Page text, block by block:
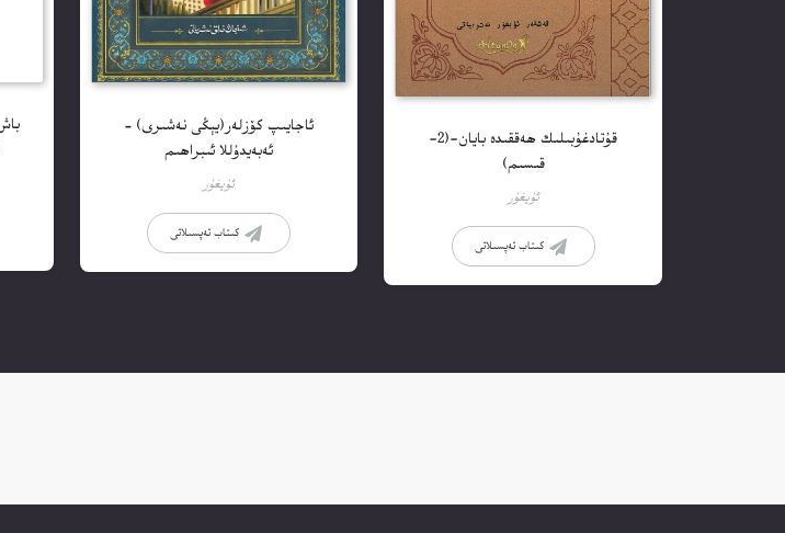
قۇتادغۇبىلىك ھەققىدە بايان-(2-
قىسىم)
ئۇيغۇر
كىتاب تەپسىلاتى
ئاجايىپ كۆزلەر(يېڭى نەشىرى) –
ئەبەيدۇللا ئىبراھىم
ئۇيغۇر
كىتاب تەپسىلاتى